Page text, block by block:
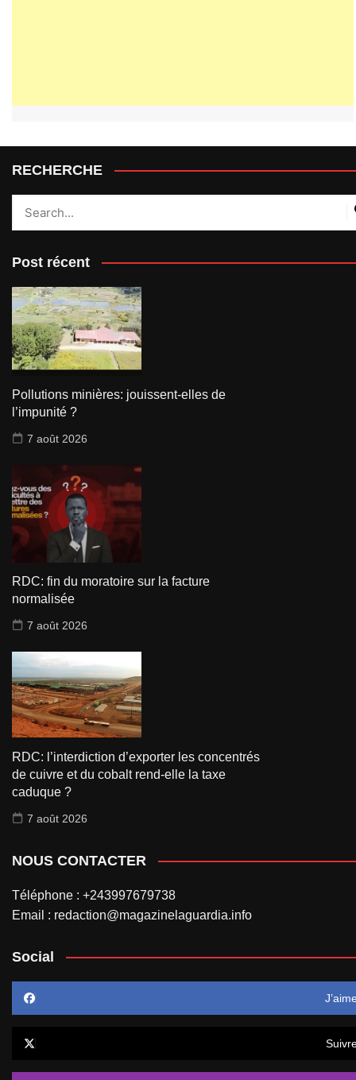
RECHERCHE
Post récent
Pollutions minières: jouissent-elles de
l’impunité ?
7 août 2026
RDC: fin du moratoire sur la facture
normalisée
7 août 2026
RDC: l’interdiction d’exporter les concentrés
de cuivre et du cobalt rend-elle la taxe
caduque ?
7 août 2026
NOUS CONTACTER
Téléphone : +243997679738
Email : redaction@magazinelaguardia.info
Social